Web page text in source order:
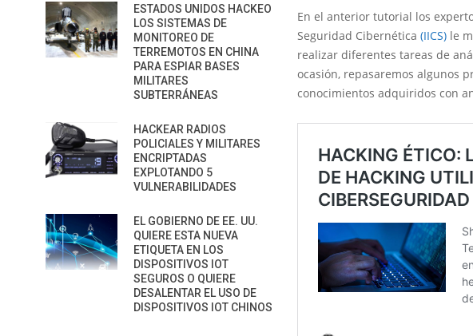
En el anterior tutorial los
Seguridad Cibernética (IICS) le
realizar diferentes tareas de
ocasión, repasaremos algunos
conocimientos adquiridos con
ESTADOS UNIDOS HACKEO
LOS SISTEMAS DE
MONITOREO DE
TERREMOTOS EN CHINA
PARA ESPIAR BASES
MILITARES
SUBTERRÁNEAS
HACKEAR RADIOS
POLICIALES Y MILITARES
ENCRIPTADAS
EXPLOTANDO 5
VULNERABILIDADES
EL GOBIERNO DE EE. UU.
QUIERE ESTA NUEVA
ETIQUETA EN LOS
DISPOSITIVOS IOT
SEGUROS O QUIERE
DESALENTAR EL USO DE
DISPOSITIVOS IOT CHINOS